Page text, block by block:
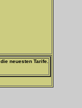
neuesten Tarife.